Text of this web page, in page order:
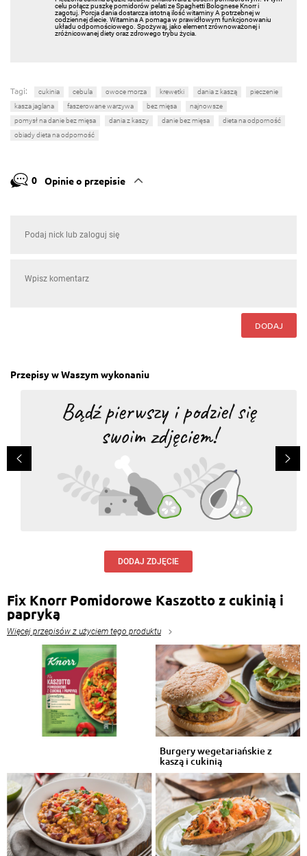
celu połącz puszkę pomidorów pelati zeSpaghetti Bolognese Knorri
zagotuj. Porcja dania dostarcza istotną ilość witaminy A potrzebnej w
codziennej diecie. Witamina A pomaga w prawidłowym funkcjonowaniu
układu odpornościowego. Spożywaj, jako element zrównoważonej i
zróżnicowanej diety oraz zdrowego trybu życia.
Tagi: cukinia cebula owoce morza krewetki dania z kaszą
pieczenie
kasza jaglana
faszerowane warzywa bez mięsa
najnowsze
pomysł na danie bez mięsa
dania z kaszy danie bez mięsa
dieta na odporność
obiady dieta na odporność
0 Opinie o przepisie
DODAJ
Przepisy w Waszym wykonaniu
DODAJ ZDJĘCIE
Fix Knorr Pomidorowe Kaszotto z cukinią i
papryką
Więcej przepisów z użyciem tego produktu
Burgery wegetariańskie z
kaszą i cukinią